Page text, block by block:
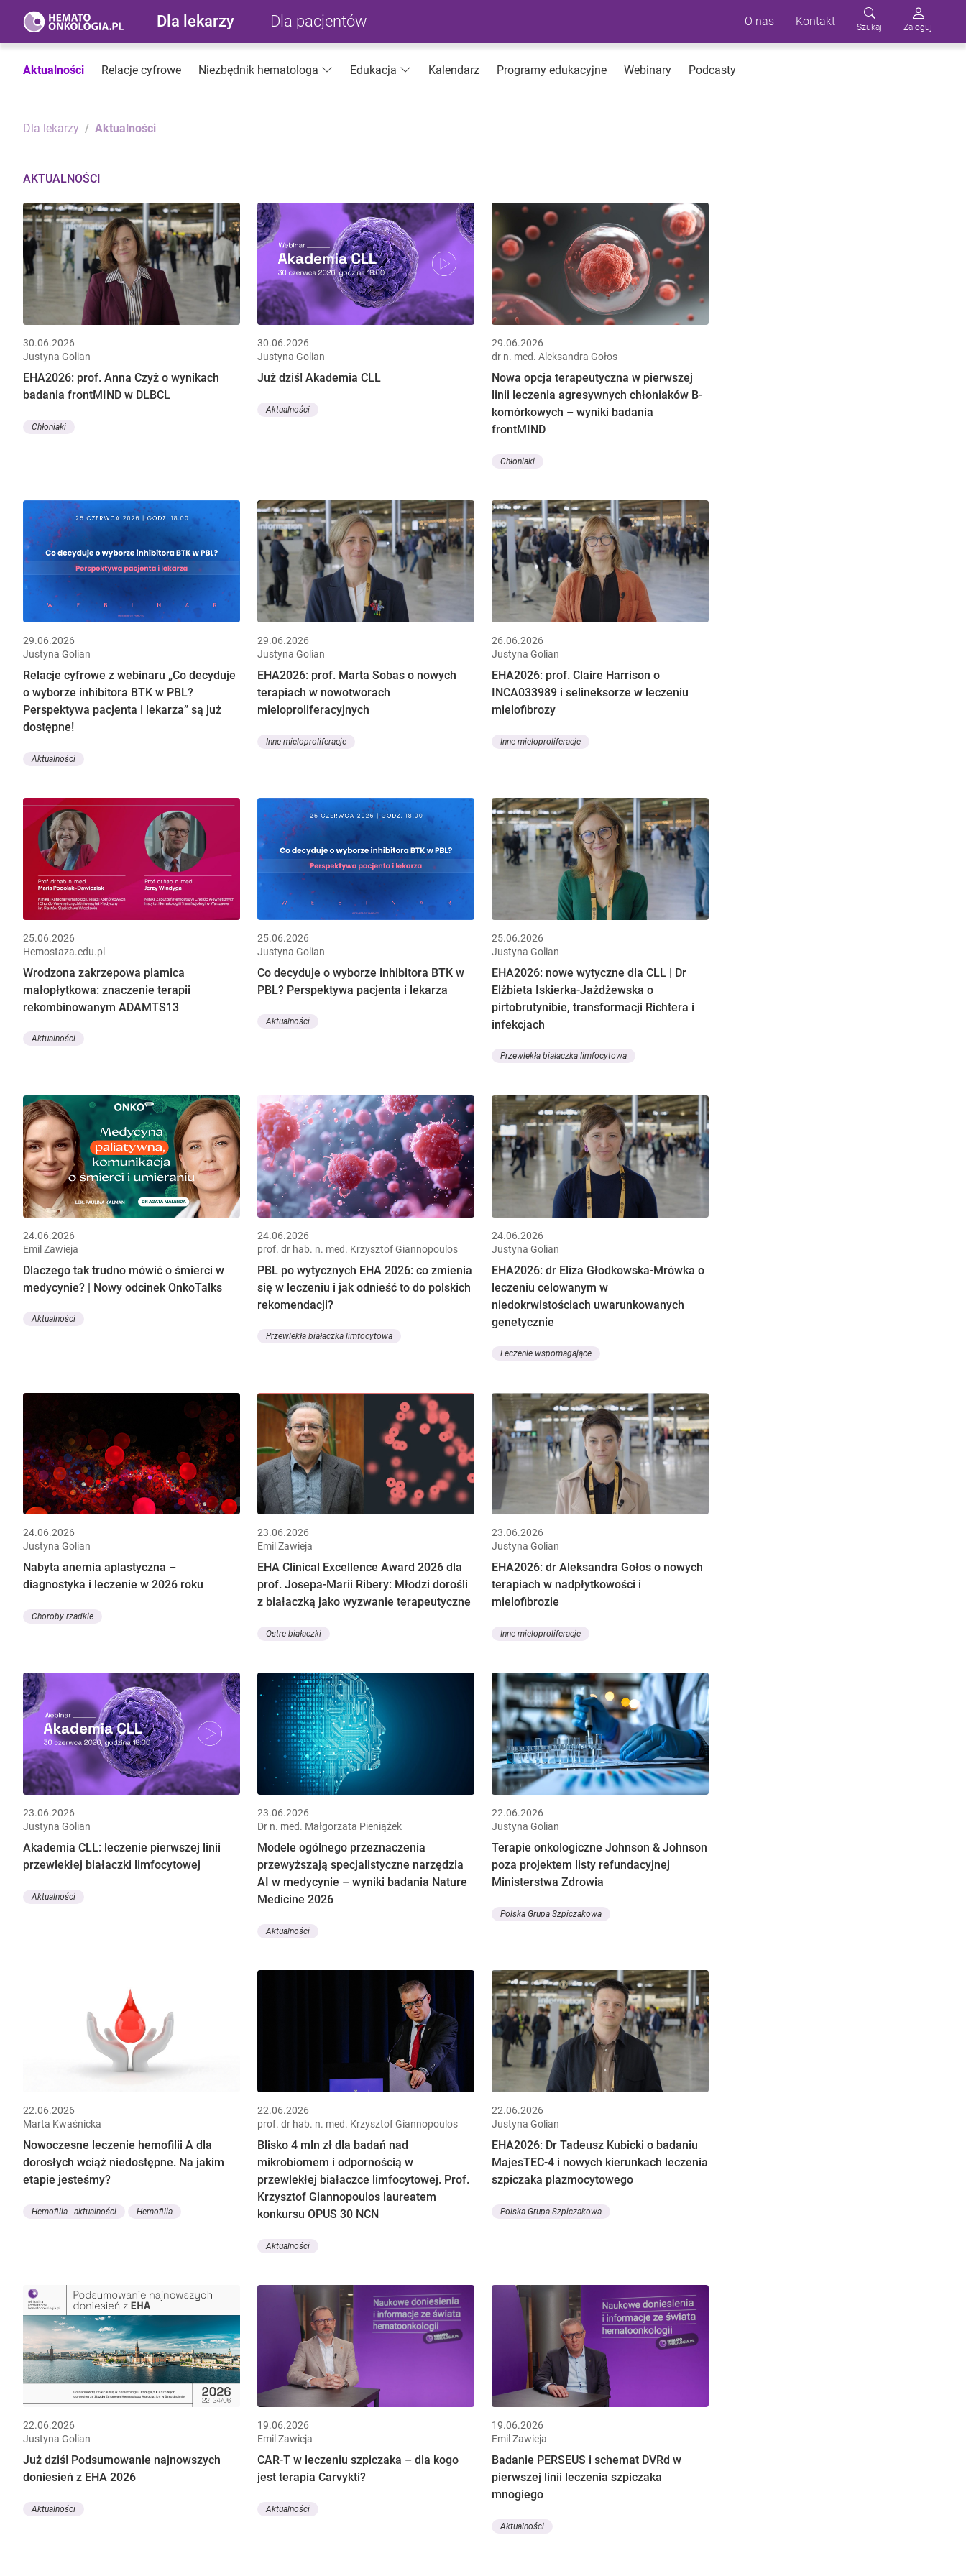
Dla lekarzy Dla pacjentów O nas Kontakt Szukaj Zaloguj
Aktualności Relacje cyfrowe Niezbędnik hematologa Edukacja Kalendarz Programy edukacyjne Webinary Podcasty
Dla lekarzy Aktualności
AKTUALNOŚCI
30.06.2026
Justyna Golian
EHA2026: prof. Anna Czyż o wynikach
badania frontMIND w DLBCL
Chłoniaki
30.06.2026
Justyna Golian
Już dziś! Akademia CLL
Aktualności
29.06.2026
dr n. med. Aleksandra Gołos
Nowa opcja terapeutyczna w pierwszej
linii leczenia agresywnych chłoniaków B-
komórkowych – wyniki badania
frontMIND
Chłoniaki
29.06.2026
Justyna Golian
Relacje cyfrowe z webinaru „Co decyduje
o wyborze inhibitora BTK w PBL?
Perspektywa pacjenta i lekarza” są już
dostępne!
Aktualności
29.06.2026
Justyna Golian
EHA2026: prof. Marta Sobas o nowych
terapiach w nowotworach
mieloproliferacyjnych
Inne mieloproliferacje
26.06.2026
Justyna Golian
EHA2026: prof. Claire Harrison o
INCA033989 i selineksorze w leczeniu
mielofibrozy
Inne mieloproliferacje
25.06.2026
Hemostaza.edu.pl
Wrodzona zakrzepowa plamica
małopłytkowa: znaczenie terapii
rekombinowanym ADAMTS13
Aktualności
25.06.2026
Justyna Golian
Co decyduje o wyborze inhibitora BTK w
PBL? Perspektywa pacjenta i lekarza
Aktualności
25.06.2026
Justyna Golian
EHA2026: nowe wytyczne dla CLL | Dr
Elżbieta Iskierka-Jażdżewska o
pirtobrutynibie, transformacji Richtera i
infekcjach
Przewlekła białaczka limfocytowa
24.06.2026
Emil Zawieja
Dlaczego tak trudno mówić o śmierci w
medycynie? | Nowy odcinek OnkoTalks
Aktualności
24.06.2026
prof. dr hab. n. med. Krzysztof Giannopoulos
PBL po wytycznych EHA 2026: co zmienia
się w leczeniu i jak odnieść to do polskich
rekomendacji?
Przewlekła białaczka limfocytowa
24.06.2026
Justyna Golian
EHA2026: dr Eliza Głodkowska-Mrówka o
leczeniu celowanym w
niedokrwistościach uwarunkowanych
genetycznie
Leczenie wspomagające
24.06.2026
Justyna Golian
Nabyta anemia aplastyczna –
diagnostyka i leczenie w 2026 roku
Choroby rzadkie
23.06.2026
Emil Zawieja
EHA Clinical Excellence Award 2026 dla
prof. Josepa-Marii Ribery: Młodzi dorośli
z białaczką jako wyzwanie terapeutyczne
Ostre białaczki
23.06.2026
Justyna Golian
EHA2026: dr Aleksandra Gołos o nowych
terapiach w nadpłytkowości i
mielofibrozie
Inne mieloproliferacje
23.06.2026
Justyna Golian
Akademia CLL: leczenie pierwszej linii
przewlekłej białaczki limfocytowej
Aktualności
23.06.2026
Dr n. med. Małgorzata Pieniążek
Modele ogólnego przeznaczenia
przewyższają specjalistyczne narzędzia
AI w medycynie – wyniki badania Nature
Medicine 2026
Aktualności
22.06.2026
Justyna Golian
Terapie onkologiczne Johnson & Johnson
poza projektem listy refundacyjnej
Ministerstwa Zdrowia
Polska Grupa Szpiczakowa
22.06.2026
Marta Kwaśnicka
Nowoczesne leczenie hemofilii A dla
dorosłych wciąż niedostępne. Na jakim
etapie jesteśmy?
Hemofilia - aktualności Hemofilia
22.06.2026
prof. dr hab. n. med. Krzysztof Giannopoulos
Blisko 4 mln zł dla badań nad
mikrobiomem i odpornością w
przewlekłej białaczce limfocytowej. Prof.
Krzysztof Giannopoulos laureatem
konkursu OPUS 30 NCN
Aktualności
22.06.2026
Justyna Golian
EHA2026: Dr Tadeusz Kubicki o badaniu
MajesTEC-4 i nowych kierunkach leczenia
szpiczaka plazmocytowego
Polska Grupa Szpiczakowa
22.06.2026
Justyna Golian
Już dziś! Podsumowanie najnowszych
doniesień z EHA 2026
Aktualności
19.06.2026
Emil Zawieja
CAR-T w leczeniu szpiczaka – dla kogo
jest terapia Carvykti?
Aktualności
19.06.2026
Emil Zawieja
Badanie PERSEUS i schemat DVRd w
pierwszej linii leczenia szpiczaka
mnogiego
Aktualności